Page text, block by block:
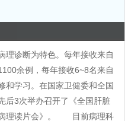
诊断为特色。每年接收来自
余例，每年接收6~8名来自
和学习。在国家卫健委和全国
后3次举办召开了《全国肝脏
病理读片会》。 目前病理科